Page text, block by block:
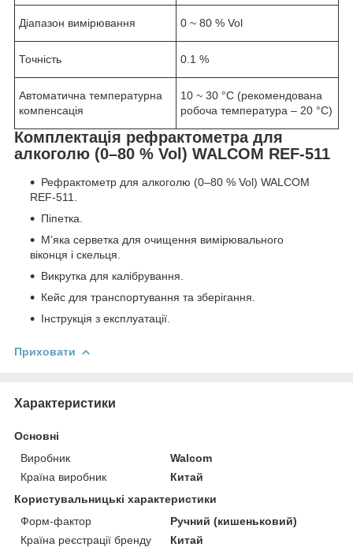
Діапазон вимірювання 0 ~ 80 % Vol
Точність 0.1 %
Автоматична температурна
компенсація
10 ~ 30 °С (рекомендована
робоча температура – 20 °С)
Комплектація рефрактометра для
алкоголю (0–80 % Vol) WALCOM REF-511
Рефрактометр для алкоголю (0–80 % Vol) WALCOM
REF-511.
Піпетка.
М’яка серветка для очищення вимірювального
віконця і скельця.
Викрутка для калібрування.
Кейс для транспортування та зберігання.
Інструкція з експлуатації.
Приховати
Характеристики
Основні
Виробник
Walcom
Країна виробник
Китай
Користувальницькі характеристики
Форм-фактор
Ручний (кишеньковий)
Країна реєстрації бренду
Китай